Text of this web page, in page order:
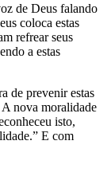
de Deus falando
coloca estas
refrear seus
a estas
de prevenir estas
A nova moralidade
isto,
E com